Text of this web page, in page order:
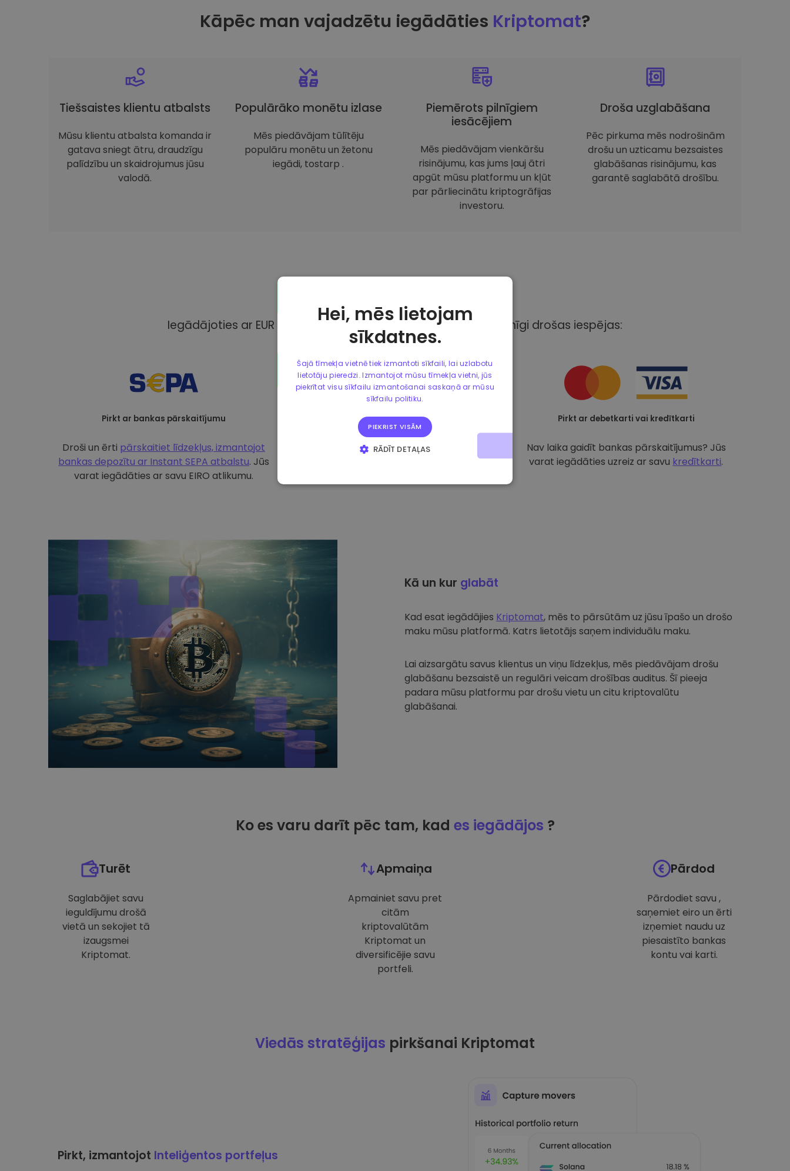
Kāpēc man vajadzētu iegādāties Kriptomat?
Tiešsaistes klientu atbalsts
Mūsu klientu atbalsta komanda ir
gatava sniegt ātru, draudzīgu
palīdzību un skaidrojumus jūsu
valodā.
Populārāko monētu izlase
Mēs piedāvājam tūlītēju
populāru monētu un žetonu
iegādi, tostarp .
Piemērots pilnīgiem
iesācējiem
Mēs piedāvājam vienkāršu
risinājumu, kas jums ļauj ātri
apgūt mūsu platformu un kļūt
par pārliecinātu kriptogrāfijas
investoru.
Droša uzglabāšana
Pēc pirkuma mēs nodrošinām
drošu un uzticamu bezsaistes
glabāšanas risinājumu, kas
garantē saglabātā drošību.
Iegādājoties ar EUR Kriptomat, Jums ir pieejamas dažādas pilnīgi drošas iespējas:
Pirkt ar bankas pārskaitījumu
Droši un ērti pārskaitiet līdzekļus, izmantojot
bankas depozītu ar Instant SEPA atbalstu. Jūs
varat iegādāties ar savu EIRO atlikumu.
Pirkt ar debetkarti vai kredītkarti
Nav laika gaidīt bankas pārskaitījumus? Jūs
varat iegādāties uzreiz ar savu kredītkarti.
Kā un kur glabāt
Kad esat iegādājies Kriptomat, mēs to pārsūtām uz jūsu īpašo un drošo
maku mūsu platformā. Katrs lietotājs saņem individuālu maku.
Lai aizsargātu savus klientus un viņu līdzekļus, mēs piedāvājam drošu
glabāšanu bezsaistē un regulāri veicam drošības auditus. Šī pieeja
padara mūsu platformu par drošu vietu un citu kriptovalūtu
glabāšanai.
Ko es varu darīt pēc tam, kad es iegādājos ?
Turēt
Saglabājiet savu
ieguldījumu drošā
vietā un sekojiet tā
izaugsmei
Kriptomat.
Apmaiņa
Apmainiet savu pret
citām
kriptovalūtām
Kriptomat un
diversificējie savu
portfeli.
Pārdod
Pārdodiet savu ,
saņemiet eiro un ērti
izņemiet naudu uz
piesaistīto bankas
kontu vai karti.
Viedās stratēģijas pirkšanai Kriptomat
Pirkt, izmantojot Inteliģentos portfeļus
Hei, mēs lietojam
sīkdatnes.
Šajā tīmekļa vietnē tiek izmantoti sīkfaili, lai uzlabotu
lietotāju pieredzi. Izmantojot mūsu tīmekļa vietni, jūs
piekrītat visu sīkfailu izmantošanai saskaņā ar mūsu
sīkfailu politiku.
PIEKRIST VISĀM
RĀDĪT DETAĻAS